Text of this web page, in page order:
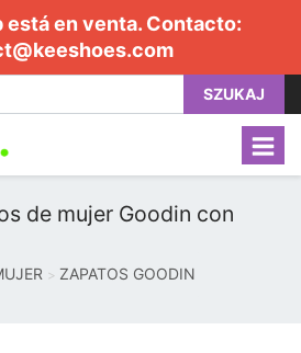
está en venta. Contacto:
SZUKAJ
de mujer Goodin con
ZAPATOS GOODIN